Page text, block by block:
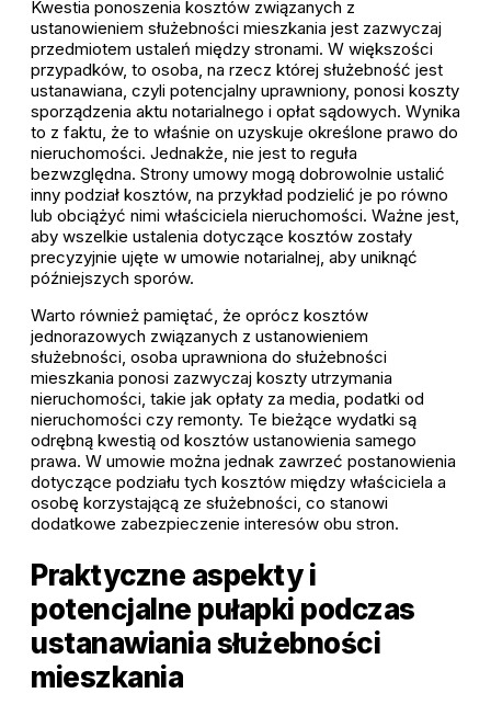
Kwestia ponoszenia kosztów związanych z
ustanowieniem służebności mieszkania jest zazwyczaj
przedmiotem ustaleń między stronami. W większości
przypadków, to osoba, na rzecz której służebność jest
ustanawiana, czyli potencjalny uprawniony, ponosi koszty
sporządzenia aktu notarialnego i opłat sądowych. Wynika
to z faktu, że to właśnie on uzyskuje określone prawo do
nieruchomości. Jednakże, nie jest to reguła
bezwzględna. Strony umowy mogą dobrowolnie ustalić
inny podział kosztów, na przykład podzielić je po równo
lub obciążyć nimi właściciela nieruchomości. Ważne jest,
aby wszelkie ustalenia dotyczące kosztów zostały
precyzyjnie ujęte w umowie notarialnej, aby uniknąć
późniejszych sporów.
Warto również pamiętać, że oprócz kosztów
jednorazowych związanych z ustanowieniem
służebności, osoba uprawniona do służebności
mieszkania ponosi zazwyczaj koszty utrzymania
nieruchomości, takie jak opłaty za media, podatki od
nieruchomości czy remonty. Te bieżące wydatki są
odrębną kwestią od kosztów ustanowienia samego
prawa. W umowie można jednak zawrzeć postanowienia
dotyczące podziału tych kosztów między właściciela a
osobę korzystającą ze służebności, co stanowi
dodatkowe zabezpieczenie interesów obu stron.
Praktyczne aspekty i
potencjalne pułapki podczas
ustanawiania służebności
mieszkania